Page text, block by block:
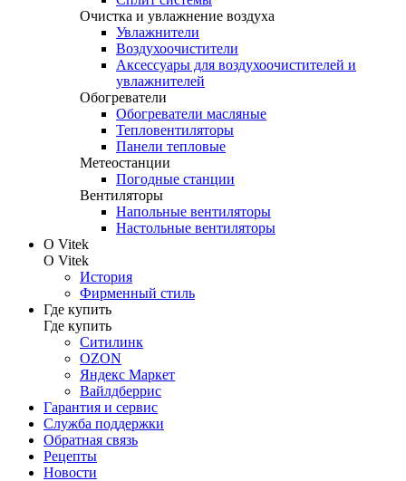
Очистка и увлажнение воздуха
Увлажнители
Воздухоочистители
Аксессуары для воздухоочистителей и
увлажнителей
Обогреватели
Обогреватели масляные
Тепловентиляторы
Панели тепловые
Метеостанции
Погодные станции
Вентиляторы
Напольные вентиляторы
Настольные вентиляторы
О Vitek
О Vitek
История
Фирменный стиль
Где купить
Где купить
Ситилинк
OZON
Яндекс Маркет
Вайлдберрис
Гарантия и сервис
Служба поддержки
Обратная связь
Рецепты
Новости